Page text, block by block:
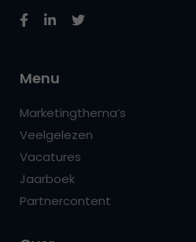
Menu
Marketingthema’s
Veelgelezen
Vacatures
Jaarboek
Partnercontent